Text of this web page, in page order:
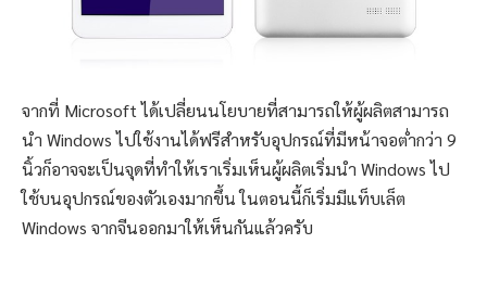
จากที่ Microsoft ได้เปลี่ยนนโยบายที่สามารถให้ผู้ผลิตสามารถ
นำ Windows ไปใช้งานได้ฟรีสำหรับอุปกรณ์ที่มีหน้าจอต่ำกว่า 9
นิ้วก็อาจจะเป็นจุดที่ทำให้เราเริ่มเห็นผู้ผลิตเริ่มนำ Windows ไป
ใช้บนอุปกรณ์ของตัวเองมากขึ้น ในตอนนี้ก็เริ่มมีแท็บเล็ต
Windows จากจีนออกมาให้เห็นกันแล้วครับ